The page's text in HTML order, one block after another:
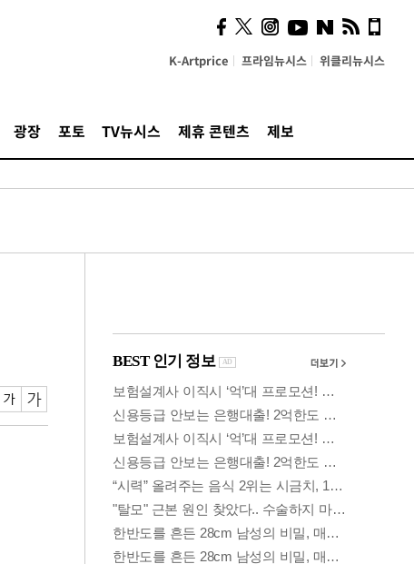
K-Artprice 프라임뉴시스 위클리뉴시스
광장 포토 TV뉴시스 제휴 콘텐츠 제보
사이 해답 찾았죠"…알을
깨고 나온 '초자아'